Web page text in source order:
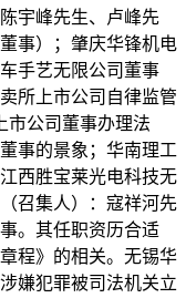
宇峰先生、卢峰先
事）；肇庆华锋机电
手艺无限公司董事
所上市公司自律监管
公司董事办理法
事的景象；华南理工
西胜宝莱光电科技无
召集人）：寇祥河先
。其任职资历合适
程》的相关。无锡华
嫌犯罪被司法机关立